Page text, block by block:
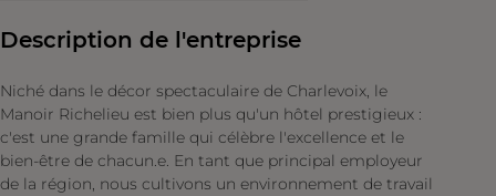
Description de l'entreprise
Niché dans le décor spectaculaire de Charlevoix, le
Manoir Richelieu est bien plus qu'un hôtel prestigieux :
c'est une grande famille qui célèbre l'excellence et le
bien-être de chacun.e. En tant que principal employeur
de la région, nous cultivons un environnement de travail